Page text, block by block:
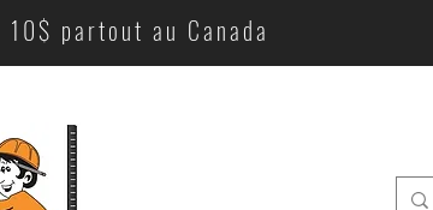
partout au Canada